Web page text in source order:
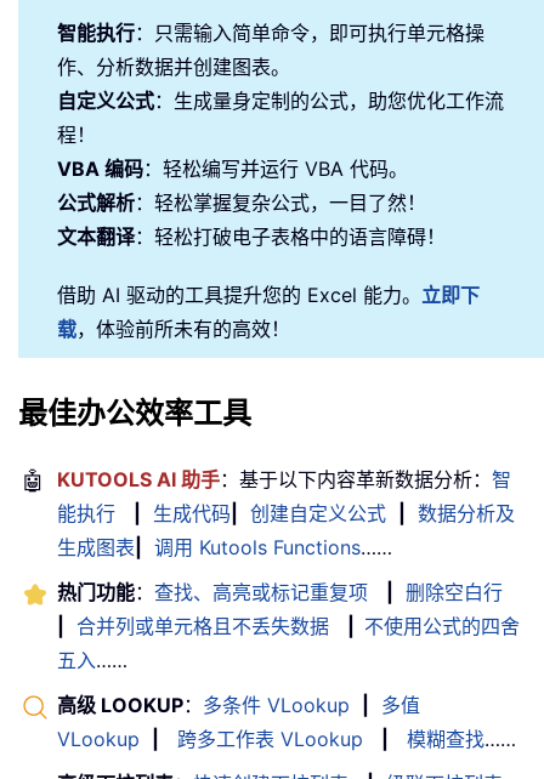
智能执行：只需输入简单命令，即可执行单元格操
作、分析数据并创建图表。
自定义公式：生成量身定制的公式，助您优化工作流
程！
VBA 编码：轻松编写并运行 VBA 代码。
公式解析：轻松掌握复杂公式，一目了然！
文本翻译：轻松打破电子表格中的语言障碍！
借助 AI 驱动的工具提升您的 Excel 能力。 立即下
载，体验前所未有的高效！
最佳办公效率工具
🤖 KUTOOLS AI 助手：基于以下内容革新数据分析： 智
能执行
生成代码 创建自定义公式
数据分析及
生成图表
调用 Kutools Functions……
热门功能： 查找、高亮或标记重复项
删除空白行
合并列或单元格且不丢失数据
不使用公式的四舍
五入……
高级 LOOKUP： 多条件 VLookup
多值
VLookup
跨多工作表 VLookup 模糊查找……